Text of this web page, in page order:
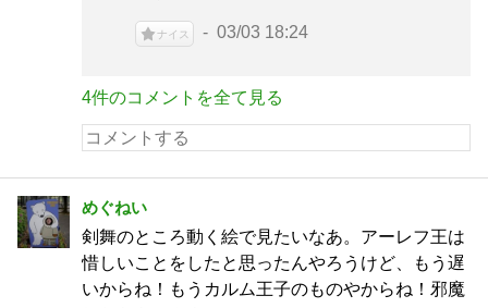
ナイス 03/03 18:24
4件のコメントを全て見る
めぐねい
剣舞のところ動く絵で見たいなあ。アーレフ王は
惜しいことをしたと思ったんやろうけど、もう遅
いからね！もうカルム王子のものやからね！邪魔